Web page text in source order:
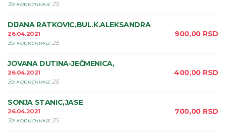
За корисника:25
DIJANA RATKOVIC,BUL.K.ALEKSANDRA
26.04.2021
За корисника:25
900,00 RSD
JOVANA DUTINA-JEČMENICA,
26.04.2021
За корисника:25
400,00 RSD
SONJA STANIC,JASE
26.04.2021
За корисника:25
700,00 RSD